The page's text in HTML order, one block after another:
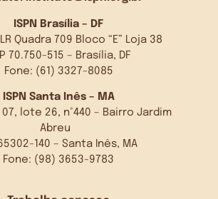
ISPN Brasília – DF
Quadra 709 Bloco “E” Loja 38
70.750-515 – Brasília, DF
Fone: (61) 3327-8085
ISPN Santa Inês – MA
07, lote 26, n°440 – Bairro Jardim
Abreu
140 – Santa Inês, MA
Fone: (98) 3653-9783